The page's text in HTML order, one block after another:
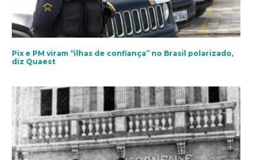
Pix e PM viram “ilhas de confiança” no Brasil polarizado,
diz Quaest